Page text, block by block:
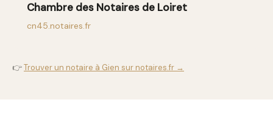
Chambre des Notaires de Loiret
cn45.notaires.fr
👉Trouver un notaire à Gien sur notaires.fr →